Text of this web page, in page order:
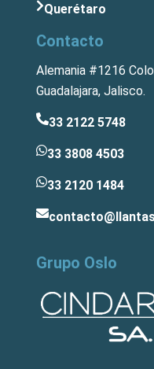
Querétaro
Contacto
Alemania #1216
Guadalajara, Jalisco.
33 2122 5748
33 3808 4503
33 2120 1484
Grupo Oslo